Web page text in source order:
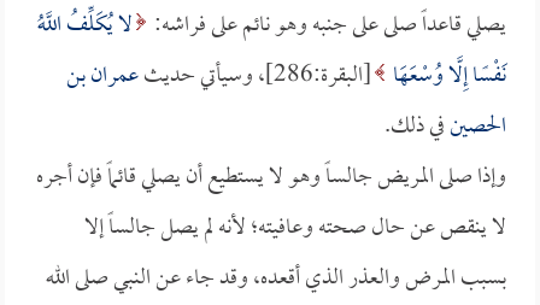
يصلي قاعداً صلى على جنبه وهو نائم على فراشه: لا يُكَلِّفُ اللَّهُ
نَفْسًا إِلَّا وُسْعَهَا [البقرة:286]، وسيأتي حديث
عمران بن
الحصينفي ذلك.
وإذا صلى المريض جالساً وهو لا يستطيع أن يصلي قائماً فإن أجره
لا ينقص عن حال صحته وعافيته؛ لأنه لم يصل جالساً إلا
بسبب المرض والعذر الذي أقعده، وقد جاء عن النبي صلى الله